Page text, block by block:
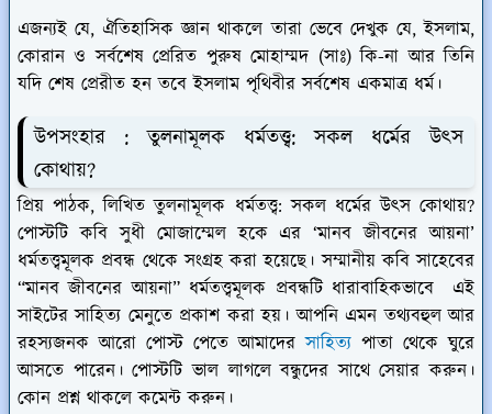
এজন্যই যে, ঐতিহাসিক জ্ঞান থাকলে তারা ভেবে দেখুক যে, ইসলাম,
কোরান ও সর্বশেষ প্রেরিত পুরুষ মোহাম্মদ (সাঃ) কি-না আর তিনি
যদি শেষ প্রেরীত হন তবে ইসলাম পৃথিবীর সর্বশেষ একমাত্র ধর্ম।
উপসংহার : তুলনামূলক ধর্মতত্ত্ব: সকল ধর্মের উৎস
কোথায়?
প্রিয় পাঠক, লিখিত তুলনামূলক ধর্মতত্ত্ব: সকল ধর্মের উৎস কোথায়?
পোস্টটি কবি সুধী মোজাম্মেল হকে এর ‘মানব জীবনের আয়না’
ধর্মতত্ত্বমূলক প্রবন্ধ থেকে সংগ্রহ করা হয়েছে। সম্মানীয় কবি সাহেবের
“মানব জীবনের আয়না” ধর্মতত্ত্বমূলক প্রবন্ধটি ধারাবাহিকভাবে এই
সাইটের সাহিত্য মেনুতে প্রকাশ করা হয়। আপনি এমন তথ্যবহুল আর
রহস্যজনক আরো পোস্ট পেতে আমাদেরসাহিত্য পাতা থেকে ঘুরে
আসতে পারেন। পোস্টটি ভাল লাগলে বন্ধুদের সাথে সেয়ার করুন।
কোন প্রশ্ন থাকলে কমেন্ট করুন।